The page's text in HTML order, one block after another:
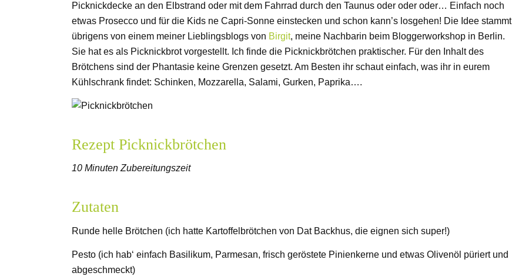
Picknickdecke an den Elbstrand oder mit dem Fahrrad durch den Taunus oder oder oder… Einfach noch
etwas Prosecco und für die Kids ne Capri-Sonne einstecken und schon kann’s losgehen! Die Idee stammt
übrigens von einem meiner Lieblingsblogs von Birgit, meine Nachbarin beim Bloggerworkshop in Berlin.
Sie hat es als Picknickbrot vorgestellt. Ich finde die Picknickbrötchen praktischer. Für den Inhalt des
Brötchens sind der Phantasie keine Grenzen gesetzt. Am Besten ihr schaut einfach, was ihr in eurem
Kühlschrank findet: Schinken, Mozzarella, Salami, Gurken, Paprika….
Rezept Picknickbrötchen
10 Minuten Zubereitungszeit
Zutaten
Runde helle Brötchen (ich hatte Kartoffelbrötchen von Dat Backhus, die eignen sich super!)
Pesto (ich hab‘ einfach Basilikum, Parmesan, frisch geröstete Pinienkerne und etwas Olivenöl püriert und
abgeschmeckt)